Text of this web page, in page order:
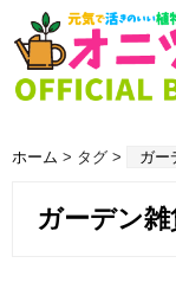
ホーム > タグ > ガー
ガーデン雑